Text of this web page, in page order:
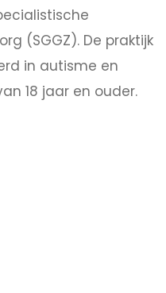
(SGGZ). De praktijk
in autisme en
18 jaar en ouder.